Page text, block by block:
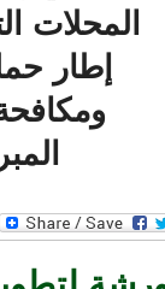
إطار
ومكافحة
المبرر.